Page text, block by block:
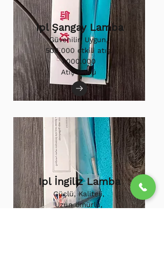
Ipl Şangay Lamba
Güvenilir, Uygun,
500.000 etkili atış.
1.000.000
Atış Ömrü
Ipl İngiliz Lamba
Güçlü, Kaliteli,
Uzun ömürlü,